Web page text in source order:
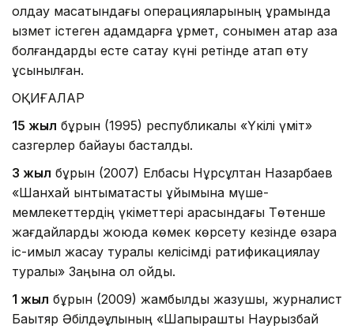
қолдау мақсатындағы операцияларының құрамында
қызмет істеген адамдарға құрмет, сонымен қатар қаза
болғандарды есте сақтау күні ретінде атап өту
ұсынылған.
ОҚИҒАЛАР
15 жыл бұрын (1995) республикалық «Үкілі үміт»
сазгерлер байқауы басталды.
3 жыл бұрын (2007) Елбасы Нұрсұлтан Назарбаев
«Шанхай ынтымақтастық ұйымына мүше-
мемлекеттердің үкіметтері арасындағы Төтенше
жағдайларды жоюда көмек көрсету кезінде өзара
іс-қимыл жасау туралы келісімді ратификациялау
туралы» Заңына қол қойды.
1 жыл бұрын (2009) жамбылдық жазушы, журналист
Бақытяр Әбілдәұлының «Шапырашты Наурызбай